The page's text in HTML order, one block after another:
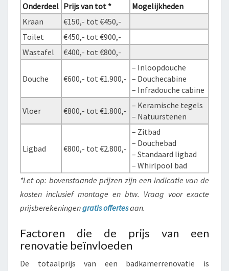
Onderdeel Prijs van tot *
Mogelijkheden
Kraan
€150,- tot €450,-
Toilet
€450,- tot €900,-
Wastafel
€400,- tot €800,-
Douche €600,- tot €1.900,-
– Inloopdouche
– Douchecabine
– Infradouche cabine
Vloer €800,- tot €1.800,-
– Keramische tegels
– Natuurstenen
Ligbad €800,- tot €2.800,-
– Zitbad
– Douchebad
– Standaard ligbad
– Whirlpool bad
*Let op: bovenstaande prijzen zijn een indicatie van de
kosten inclusief montage en btw. Vraag voor exacte
prijsberekeningengratis offertesaan.
Factoren die de prijs van een
renovatie beïnvloeden
De totaalprijs van een badkamerrenovatie is